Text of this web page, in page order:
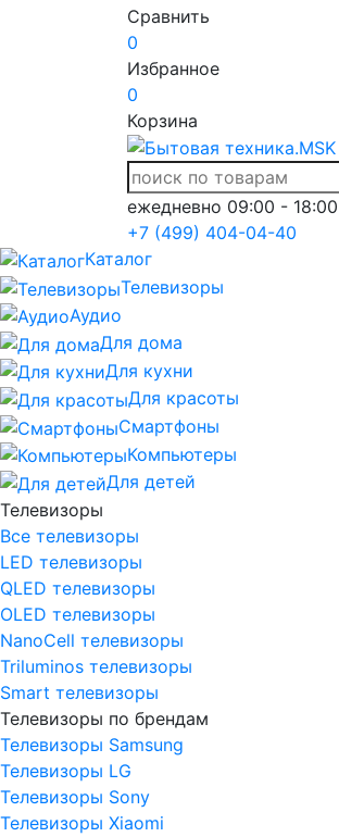
Сравнить
0
Избранное
0
Корзина
ежедневно 09:00 - 18:00
+7 (499) 404-04-40
Каталог
Телевизоры
Аудио
Для дома
Для кухни
Для красоты
Смартфоны
Компьютеры
Для детей
Телевизоры
Все телевизоры
LED телевизоры
QLED телевизоры
OLED телевизоры
NanoCell телевизоры
Triluminos телевизоры
Smart телевизоры
Телевизоры по брендам
Телевизоры Samsung
Телевизоры LG
Телевизоры Sony
Телевизоры Xiaomi